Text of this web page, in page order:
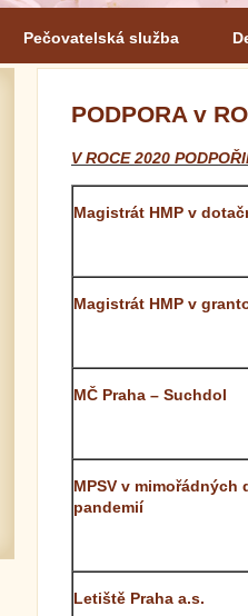
Pečovatelská služba
PODPORA v
V ROCE 2020
Magistrát HMP v
Magistrát HMP v
MČ Praha – Suchdol
MPSV v
pandemií
Letiště Praha a.s.